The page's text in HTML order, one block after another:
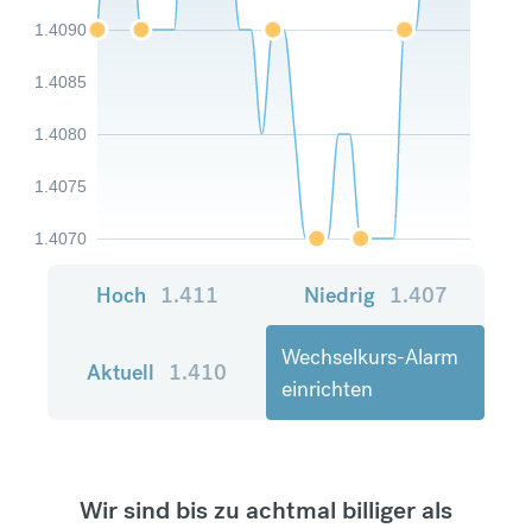
1.4070
1.4075
1.4080
1.4085
1.4090
Hoch 1.411 Niedrig 1.407
Aktuell 1.410
Wechselkurs-Alarm
einrichten
Wir sind bis zu achtmal billiger als